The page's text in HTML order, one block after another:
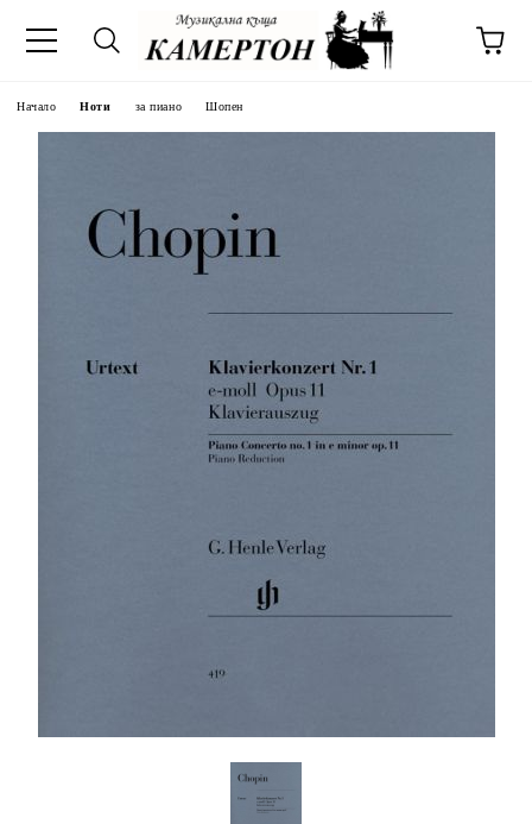
Начало Ноти за пиано Шопен